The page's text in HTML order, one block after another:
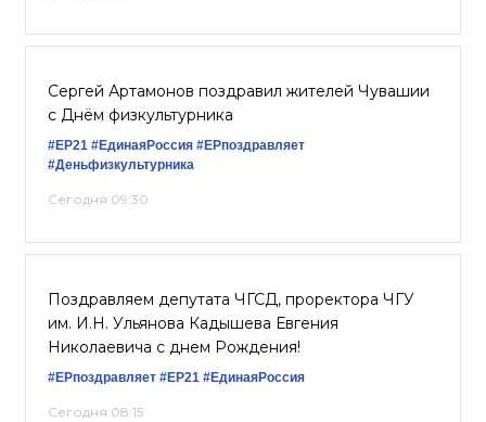
Сергей Артамонов поздравил жителей Чувашии
с Днём физкультурника
#ЕР21 #ЕдинаяРоссия #ЕРпоздравляет
#Деньфизкультурника
Сегодня 09:30
Поздравляем депутата ЧГСД, проректора ЧГУ
им. И.Н. Ульянова Кадышева Евгения
Николаевича с днем Рождения!
#ЕРпоздравляет #ЕР21 #ЕдинаяРоссия
Сегодня 08:15